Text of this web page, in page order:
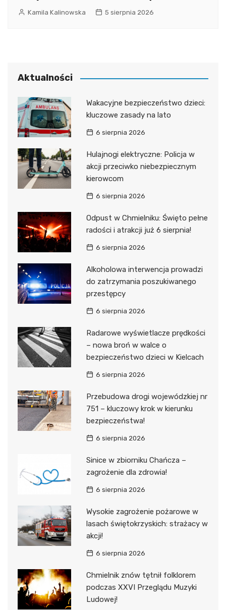
Kamila Kalinowska 5 sierpnia 2026
Aktualności
Wakacyjne bezpieczeństwo dzieci:
kluczowe zasady na lato
6 sierpnia 2026
Hulajnogi elektryczne: Policja w
akcji przeciwko niebezpiecznym
kierowcom
6 sierpnia 2026
Odpust w Chmielniku: Święto pełne
radości i atrakcji już 6 sierpnia!
6 sierpnia 2026
Alkoholowa interwencja prowadzi
do zatrzymania poszukiwanego
przestępcy
6 sierpnia 2026
Radarowe wyświetlacze prędkości
– nowa broń w walce o
bezpieczeństwo dzieci w Kielcach
6 sierpnia 2026
Przebudowa drogi wojewódzkiej nr
751 – kluczowy krok w kierunku
bezpieczeństwa!
6 sierpnia 2026
Sinice w zbiorniku Chańcza –
zagrożenie dla zdrowia!
6 sierpnia 2026
Wysokie zagrożenie pożarowe w
lasach świętokrzyskich: strażacy w
akcji!
6 sierpnia 2026
Chmielnik znów tętnił folklorem
podczas XXVI Przeglądu Muzyki
Ludowej!